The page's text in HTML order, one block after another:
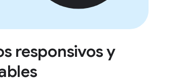
responsivos y